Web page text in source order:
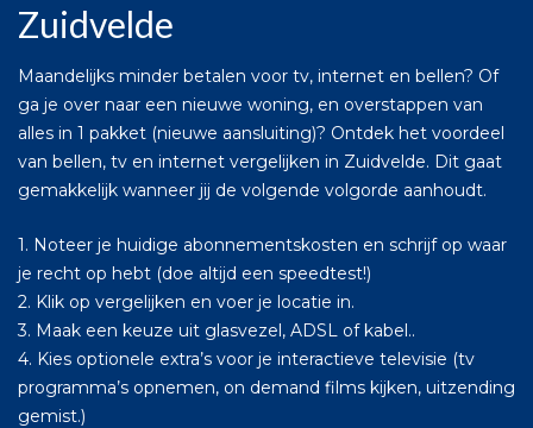
Zuidvelde
Maandelijks minder betalen voor tv, internet en bellen? Of
ga je over naar een nieuwe woning, en overstappen van
alles in 1 pakket (nieuwe aansluiting)? Ontdek het voordeel
van bellen, tv en internet vergelijken in Zuidvelde. Dit gaat
gemakkelijk wanneer jij de volgende volgorde aanhoudt.
1. Noteer je huidige abonnementskosten en schrijf op waar
je recht op hebt (doe altijd een speedtest!)
2. Klik op vergelijken en voer je locatie in.
3. Maak een keuze uit glasvezel, ADSL of kabel..
4. Kies optionele extra’s voor je interactieve televisie (tv
programma’s opnemen, on demand films kijken, uitzending
gemist.)